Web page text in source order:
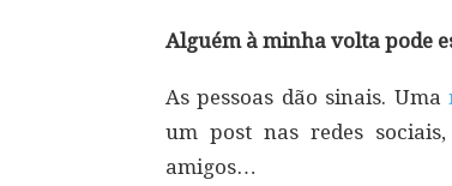
Alguém à minha volta pode
As pessoas dão sinais. Uma
um post nas redes
amigos…